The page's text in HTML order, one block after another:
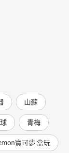
山蘇
青梅
寶可夢 盒玩